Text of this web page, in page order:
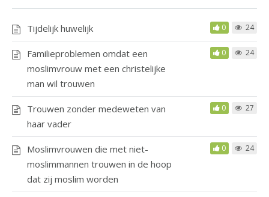
Tijdelijk huwelijk 0 24
Familieproblemen omdat een
moslimvrouw met een christelijke
man wil trouwen
0 24
Trouwen zonder medeweten van
haar vader
0 27
Moslimvrouwen die met niet-
moslimmannen trouwen in de hoop
dat zij moslim worden
0 24